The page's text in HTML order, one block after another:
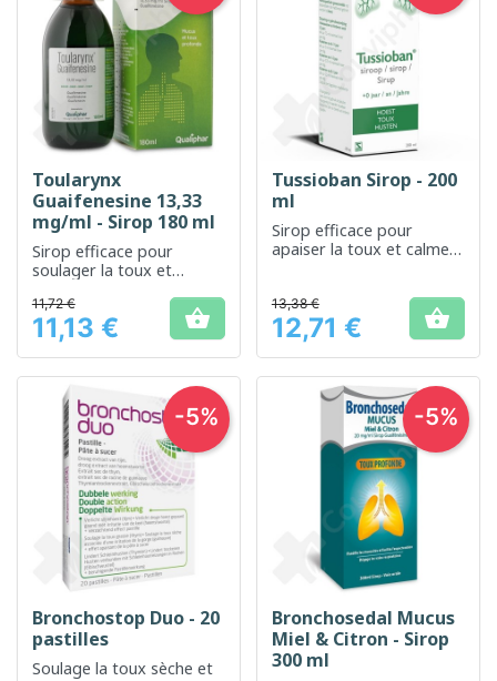
Toularynx
Guaifenesine 13,33
mg/ml - Sirop 180 ml
Sirop efficace pour
soulager la toux et
Prix
11,72 €
11,13 € 
Tussioban Sirop - 200
ml
Sirop efficace pour
apaiser la toux et calmer
Prix
13,38 €
12,71 € 
Bronchostop Duo - 20
pastilles
Soulage la toux sèche et
-5%
Bronchosedal Mucus
Miel & Citron - Sirop
300 ml
-5%